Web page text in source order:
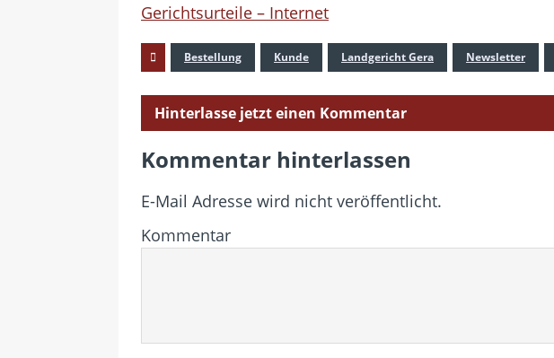
Gerichtsurteile – Internet
Bestellung Kunde Landgericht Gera Newsletter
Hinterlasse jetzt einen Kommentar
Kommentar hinterlassen
E-Mail Adresse wird nicht veröffentlicht.
Kommentar